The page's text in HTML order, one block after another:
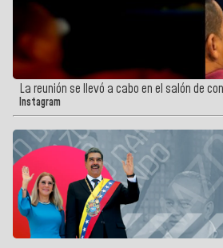
La reunión se llevó a cabo en el salón de
Instagram